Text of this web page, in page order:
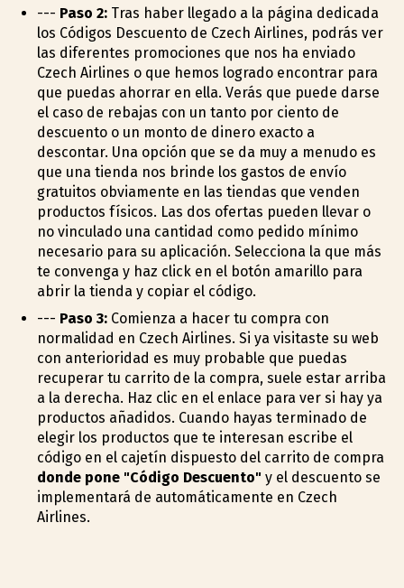
--- Paso 2:Tras haber llegado a la página dedicada
los Códigos Descuento de Czech Airlines, podrás ver
las diferentes promociones que nos ha enviado
Czech Airlines o que hemos logrado encontrar para
que puedas ahorrar en ella. Verás que puede darse
el caso de rebajas con un tanto por ciento de
descuento o un monto de dinero exacto a
descontar. Una opción que se da muy a menudo es
que una tienda nos brinde los gastos de envío
gratuitos obviamente en las tiendas que venden
productos físicos. Las dos ofertas pueden llevar o
no vinculado una cantidad como pedido mínimo
necesario para su aplicación. Selecciona la que más
te convenga y haz click en el botón amarillo para
abrir la tienda y copiar el código.
--- Paso 3:Comienza a hacer tu compra con
normalidad en Czech Airlines. Si ya visitaste su web
con anterioridad es muy probable que puedas
recuperar tu carrito de la compra, suele estar arriba
a la derecha. Haz clic en el enlace para ver si hay ya
productos añadidos. Cuando hayas terminado de
elegir los productos que te interesan escribe el
código en el cajetín dispuesto del carrito de compra
donde pone "Código Descuento"y el descuento se
implementará de automáticamente en Czech
Airlines.